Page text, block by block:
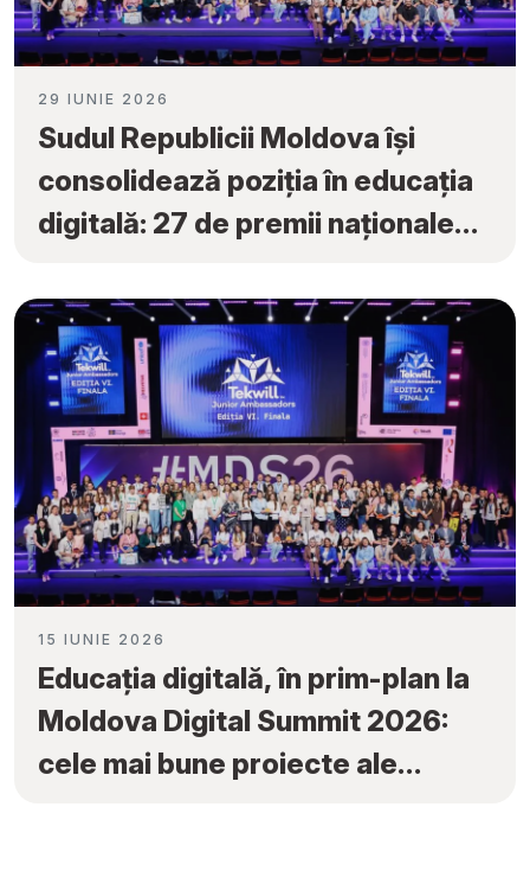
29 IUNIE 2026
Sudul Republicii Moldova își
consolidează poziția în educația
digitală: 27 de premii naționale
Ambassadors”
15 IUNIE 2026
Educația digitală, în prim-plan la
Moldova Digital Summit 2026:
cele mai bune proiecte ale